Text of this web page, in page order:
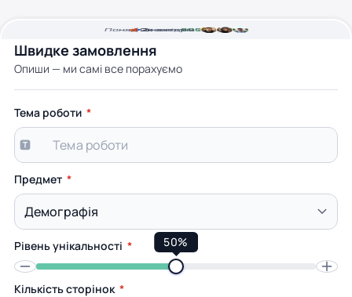
Швидке замовлення
Опиши — ми самі все порахуємо
2хвилини часу
Ціна від800 грн
Понад2кавторів
Тема роботи
Предмет
Рівень унікальності 50%
Кількість сторінок